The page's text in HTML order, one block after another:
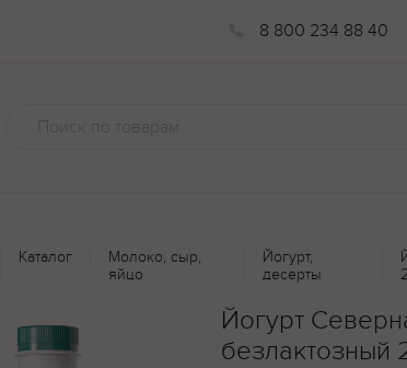
8 800 234 88 40
Каталог
Молоко, сыр,
яйцо
Йогурт,
десерты
Йогурт
безлактозный